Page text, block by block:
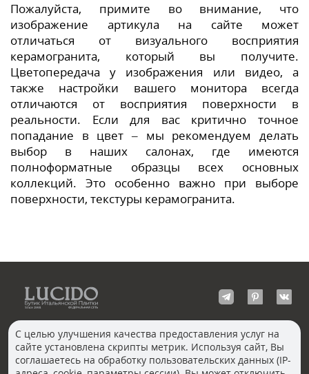
Пожалуйста, примите во внимание, что
изображение артикула на сайте может
отличаться от визуального восприятия
керамогранита, который вы получите.
Цветопередача у изображения или видео, а
также настройки вашего монитора всегда
отличаются от восприятия поверхности в
реальности. Если для вас критично точное
попадание в цвет – мы рекомендуем делать
выбор в наших салонах, где имеются
полноформатные образцы всех основных
коллекций. Это особенно важно при выборе
поверхности, текстуры керамогранита.
КОНТАКТЫ
Волгоград
С целью улучшения качества предоставления услуг на
сайте установлена скрипты метрик. Используя сайт, Вы
соглашаетесь на обработку пользовательских данных (IP-